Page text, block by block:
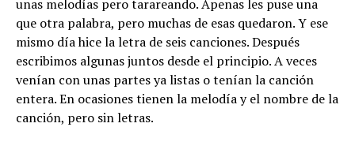
unas melodías pero tarareando. Apenas les puse una
que otra palabra, pero muchas de esas quedaron. Y ese
mismo día hice la letra de seis canciones. Después
escribimos algunas juntos desde el principio. A veces
venían con unas partes ya listas o tenían la canción
entera. En ocasiones tienen la melodía y el nombre de la
canción, pero sin letras.